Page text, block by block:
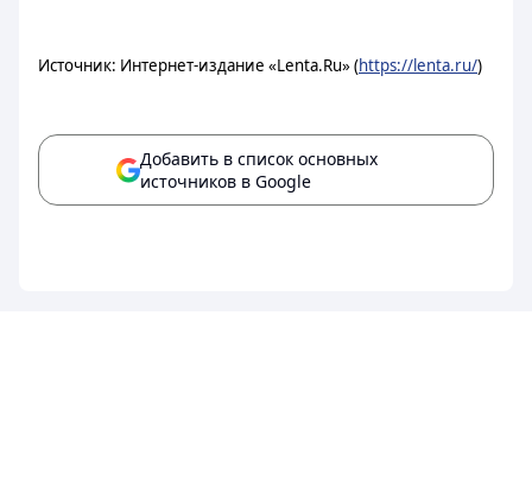
Источник: Интернет-издание «Lenta.Ru» (https://lenta.ru/)
Добавить в список основных
источников в Google